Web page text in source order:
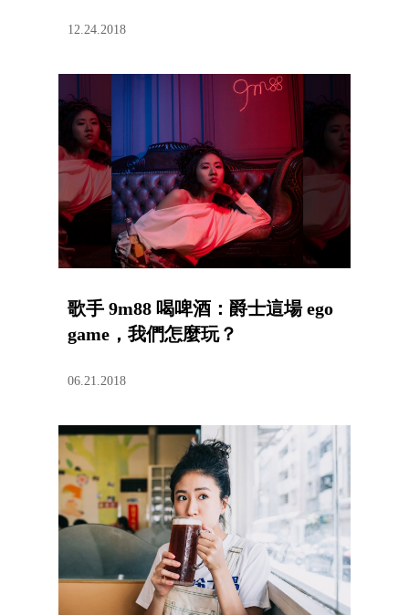
12.24.2018
歌手 9m88 喝啤酒：爵士這場 ego
game，我們怎麼玩？
06.21.2018